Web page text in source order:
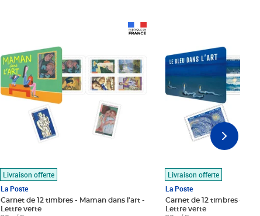
Livraison offerte
La Poste
Carnet de 12 timbres - Maman dans l'art -
Lettre verte
Livraison offerte
La Poste
Carnet de 12 timbres - Le
Lettre verte